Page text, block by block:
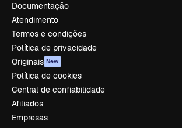
Documentação
Atendimento
Termos e condições
Política de privacidade
Originais New
Política de cookies
Central de confiabilidade
Afiliados
Empresas